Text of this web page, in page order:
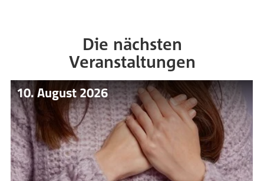
Die nächsten
Veranstaltungen
10. August 2026